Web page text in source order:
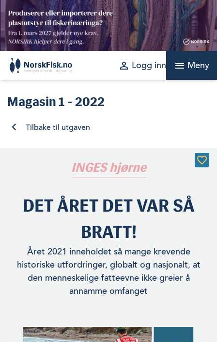
Skip
content
perm_identity Logg inn menu Meny
Magasin 1 - 2022
Tilbake til utgaven
INGES hjørne
DET ÅRET DET VAR SÅ
BRATT!
Året 2021 inneholdet så mange kre­vende
historiske utfordringer, globalt og nasjonalt, at
den menneskelige fatteevne ikke greier å
annamme omfanget